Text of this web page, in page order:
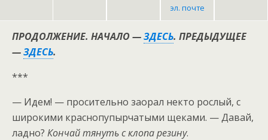
эл. почте
ПРОДОЛЖЕНИЕ. НАЧАЛО —ЗДЕСЬ. ПРЕДЫДУЩЕЕ
—ЗДЕСЬ.
***
— Идем! — просительно заорал некто рослый, с
широкими краснопупырчатыми щеками. — Давай,
ладно? Кончай тянуть с клопа резину.